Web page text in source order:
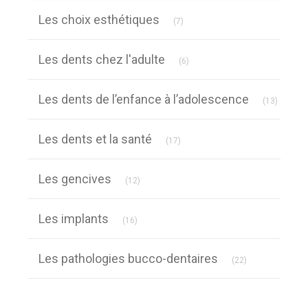
Les choix esthétiques (7)
Les dents chez l'adulte (6)
Les dents de l’enfance à l’adolescence (13)
Les dents et la santé (17)
Les gencives (12)
Les implants (16)
Les pathologies bucco-dentaires (22)